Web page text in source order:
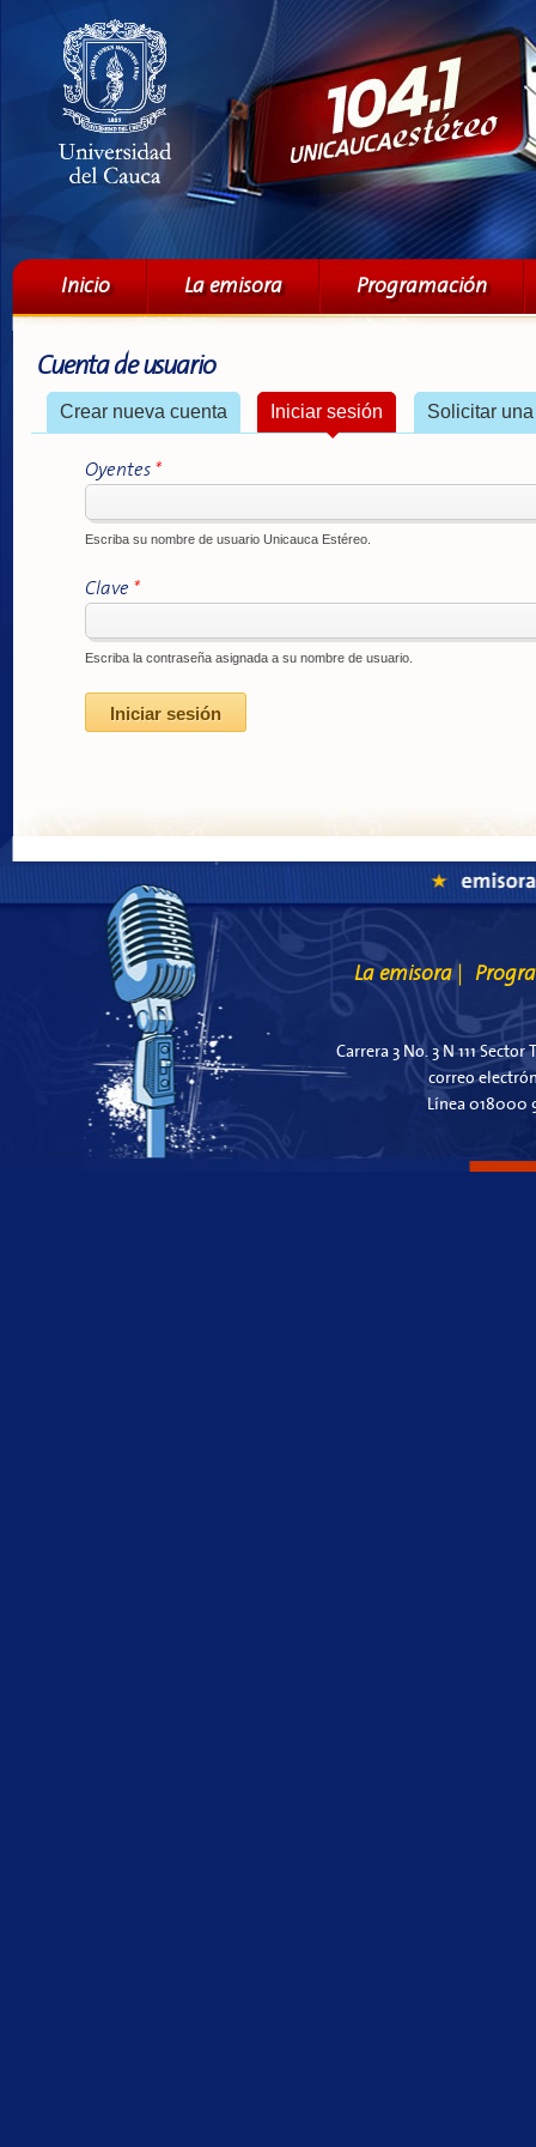
Menú principal
Inicio La emisora Programación
Cuenta de usuario
Solapas principales
Crear nueva cuenta Iniciar sesión (solapa activa)
Solicitar
Oyentes *
Escriba su nombre de usuario Unicauca Estéreo.
Clave *
Escriba la contraseña asignada a su nombre de usuario.
La emisora
Carrera 3 No. 3 N 111
correo
Línea 018000